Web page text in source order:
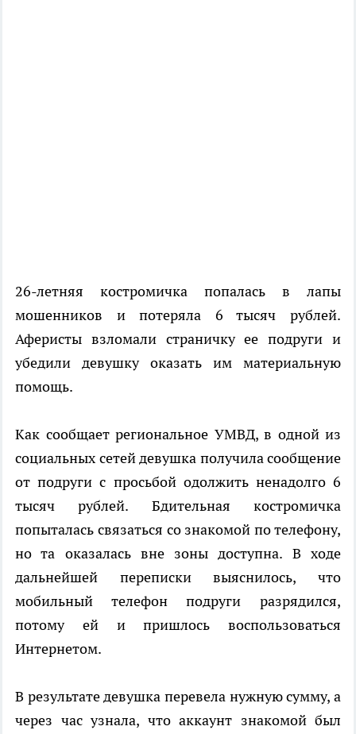
26-летняя костромичка попалась в лапы
мошенников и потеряла 6 тысяч рублей.
Аферисты взломали страничку ее подруги и
убедили девушку оказать им материальную
помощь.
Как сообщает региональное УМВД, в одной из
социальных сетей девушка получила сообщение
от подруги с просьбой одолжить ненадолго 6
тысяч рублей. Бдительная костромичка
попыталась связаться со знакомой по телефону,
но та оказалась вне зоны доступна. В ходе
дальнейшей переписки выяснилось, что
мобильный телефон подруги разрядился,
потому ей и пришлось воспользоваться
Интернетом.
В результате девушка перевела нужную сумму, а
через час узнала, что аккаунт знакомой был